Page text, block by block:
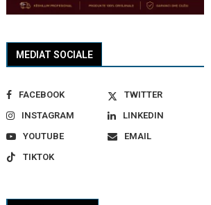
MEDIAT SOCIALE
FACEBOOK
TWITTER
INSTAGRAM
LINKEDIN
YOUTUBE
EMAIL
TIKTOK